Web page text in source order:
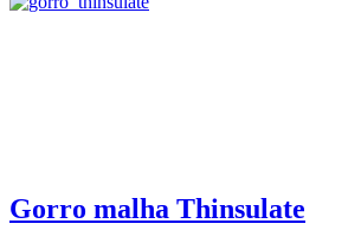
Gorro malha Thinsulate